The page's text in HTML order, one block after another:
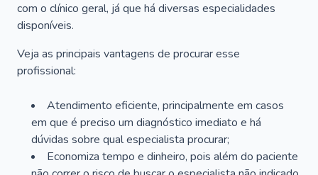
com o clínico geral, já que há diversas especialidades
disponíveis.
Veja as principais vantagens de procurar esse
profissional:
Atendimento eficiente, principalmente em casos
em que é preciso um diagnóstico imediato e há
dúvidas sobre qual especialista procurar;
Economiza tempo e dinheiro, pois além do paciente